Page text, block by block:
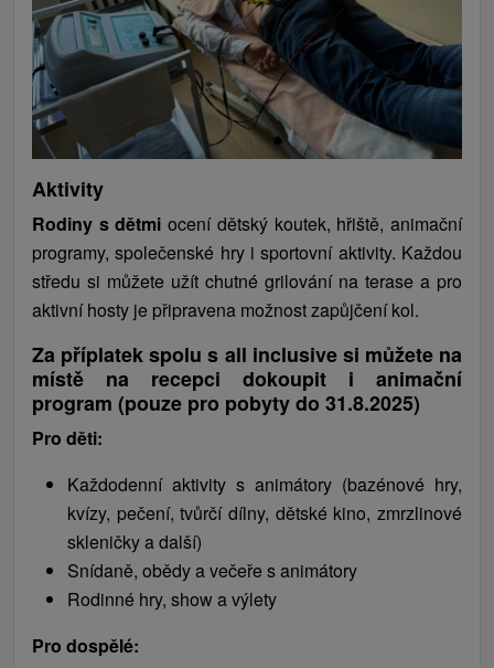
Aktivity
Rodiny s dětmi ocení dětský koutek, hřiště, animační
programy, společenské hry i sportovní aktivity. Každou
středu si můžete užít chutné grilování na terase a pro
aktivní hosty je připravena možnost zapůjčení kol.
Za příplatek spolu s all inclusive si můžete na
místě na recepci dokoupit i animační
program (pouze pro pobyty do 31.8.2025)
Pro děti:
Každodenní aktivity s animátory (bazénové hry,
kvízy, pečení, tvůrčí dílny, dětské kino, zmrzlinové
skleničky a další)
Snídaně, obědy a večeře s animátory
Rodinné hry, show a výlety
Pro dospělé: